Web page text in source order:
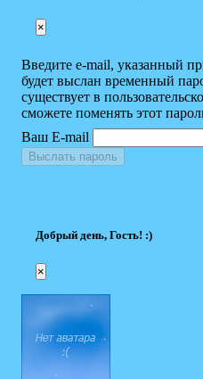
×
Введите e-mail, указанный
будет выслан временный
существует в
сможете поменять этот
Ваш E-mail
Выслать пароль
Добрый день, Гость! :)
×